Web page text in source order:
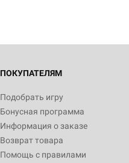
ПОКУПАТЕЛЯМ
Подобрать игру
Бонусная программа
Информация о заказе
Возврат товара
Помощь с правилами